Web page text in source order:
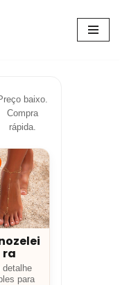
baixo.
Compra
rápida.
ra
detalhe
para